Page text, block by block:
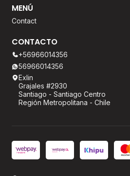
MENÚ
Contact
CONTACTO
+56966014356
56966014356
Exlin
Grajales #2930
Santiago - Santiago Centro
Región Metropolitana - Chile